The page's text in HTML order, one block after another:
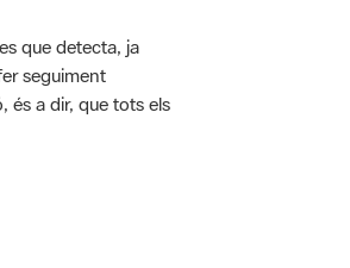
que detecta, ja
seguiment
és a dir, que tots els